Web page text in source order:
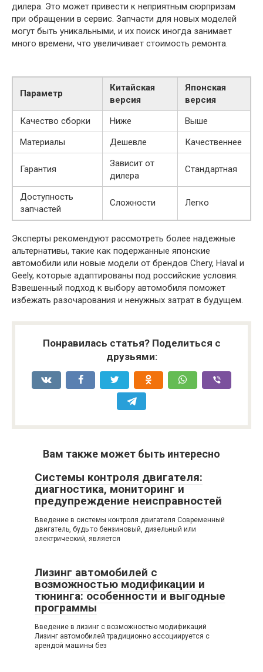
дилера. Это может привести к неприятным сюрпризам
при обращении в сервис. Запчасти для новых моделей
могут быть уникальными, и их поиск иногда занимает
много времени, что увеличивает стоимость ремонта.
Параметр
Китайская
версия
Японская
версия
Качество сборки
Ниже
Выше
Материалы
Дешевле Качественнее
Гарантия
Зависит от
дилера
Стандартная
Доступность
запчастей
Сложности Легко
Эксперты рекомендуют рассмотреть более надежные
альтернативы, такие как подержанные японские
автомобили или новые модели от брендов Chery, Haval и
Geely, которые адаптированы под российские условия.
Взвешенный подход к выбору автомобиля поможет
избежать разочарования и ненужных затрат в будущем.
Понравилась статья? Поделиться с
друзьями:
Вам также может быть интересно
Системы контроля двигателя:
диагностика, мониторинг и
предупреждение неисправностей
Введение в системы контроля двигателя Современный
двигатель, будь то бензиновый, дизельный или
электрический, является
Лизинг автомобилей с
возможностью модификации и
тюнинга: особенности и выгодные
программы
Введение в лизинг с возможностью модификаций
Лизинг автомобилей традиционно ассоциируется с
арендой машины без